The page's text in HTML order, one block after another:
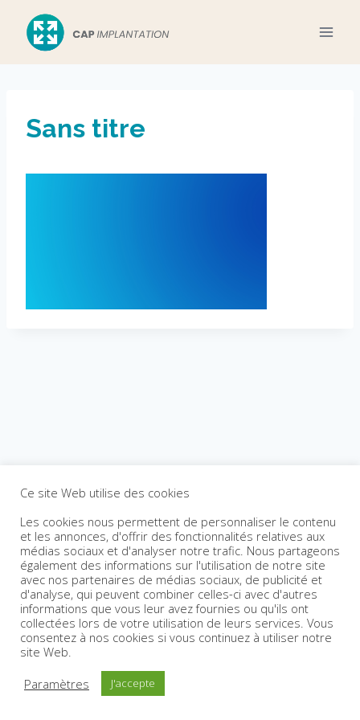
contenu
Sans titre
Ce site Web utilise des cookies
Les cookies nous permettent de personnaliser le contenu
et les annonces, d'offrir des fonctionnalités relatives aux
médias sociaux et d'analyser notre trafic. Nous partageons
également des informations sur l'utilisation de notre site
avec nos partenaires de médias sociaux, de publicité et
d'analyse, qui peuvent combiner celles-ci avec d'autres
informations que vous leur avez fournies ou qu'ils ont
collectées lors de votre utilisation de leurs services. Vous
consentez à nos cookies si vous continuez à utiliser notre
site Web.
Paramètres
J'accepte